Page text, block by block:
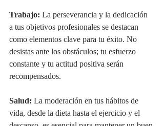
Trabajo: La perseverancia y la dedicación
a tus objetivos profesionales se destacan
como elementos clave para tu éxito. No
desistas ante los obstáculos; tu esfuerzo
constante y tu actitud positiva serán
recompensados.
Salud: La moderación en tus hábitos de
vida, desde la dieta hasta el ejercicio y el